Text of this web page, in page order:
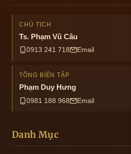
CHỦ TỊCH
Ts. Phạm Vũ Câu
0913 241 718 Email
TỔNG BIÊN TẬP
Phạm Duy Hưng
0981 188 968 Email
Danh Mục